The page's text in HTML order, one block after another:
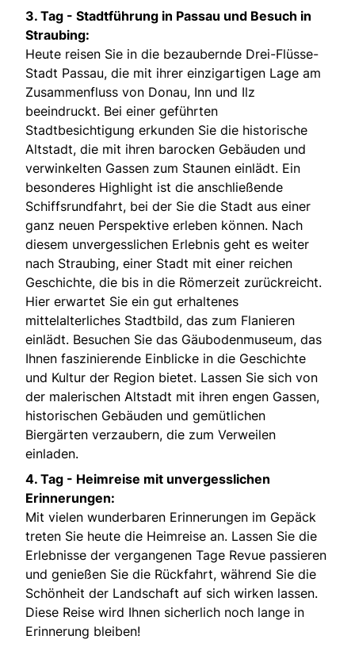
3. Tag - Stadtführung in Passau und Besuch in
Straubing:
Heute reisen Sie in die bezaubernde Drei-Flüsse-
Stadt Passau, die mit ihrer einzigartigen Lage am
Zusammenfluss von Donau, Inn und Ilz
beeindruckt. Bei einer geführten
Stadtbesichtigung erkunden Sie die historische
Altstadt, die mit ihren barocken Gebäuden und
verwinkelten Gassen zum Staunen einlädt. Ein
besonderes Highlight ist die anschließende
Schiffsrundfahrt, bei der Sie die Stadt aus einer
ganz neuen Perspektive erleben können. Nach
diesem unvergesslichen Erlebnis geht es weiter
nach Straubing, einer Stadt mit einer reichen
Geschichte, die bis in die Römerzeit zurückreicht.
Hier erwartet Sie ein gut erhaltenes
mittelalterliches Stadtbild, das zum Flanieren
einlädt. Besuchen Sie das Gäubodenmuseum, das
Ihnen faszinierende Einblicke in die Geschichte
und Kultur der Region bietet. Lassen Sie sich von
der malerischen Altstadt mit ihren engen Gassen,
historischen Gebäuden und gemütlichen
Biergärten verzaubern, die zum Verweilen
einladen.
4. Tag - Heimreise mit unvergesslichen
Erinnerungen:
Mit vielen wunderbaren Erinnerungen im Gepäck
treten Sie heute die Heimreise an. Lassen Sie die
Erlebnisse der vergangenen Tage Revue passieren
und genießen Sie die Rückfahrt, während Sie die
Schönheit der Landschaft auf sich wirken lassen.
Diese Reise wird Ihnen sicherlich noch lange in
Erinnerung bleiben!